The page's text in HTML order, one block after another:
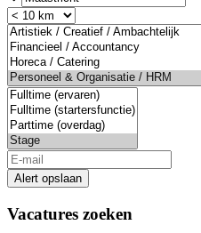
Alert opslaan
Vacatures zoeken